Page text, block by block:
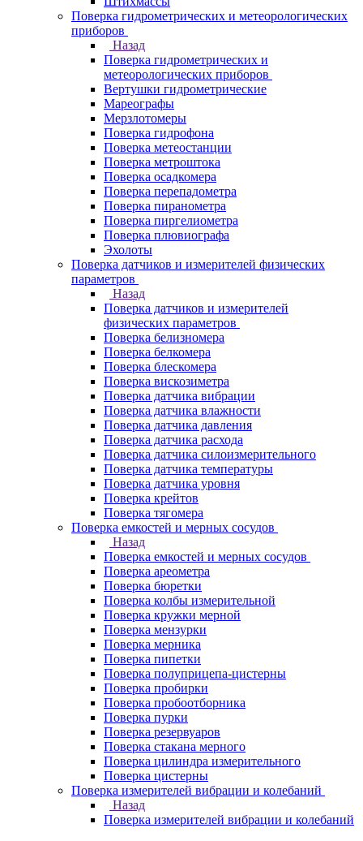
Поверка гидрометрических и метеорологических
приборов
Назад
Поверка гидрометрических и
метеорологических приборов
Вертушки гидрометрические
Мареографы
Мерзлотомеры
Поверка гидрофона
Поверка метеостанции
Поверка метроштока
Поверка осадкомера
Поверка перепадометра
Поверка пиранометра
Поверка пиргелиометра
Поверка плювиографа
Эхолоты
Поверка датчиков и измерителей физических
параметров
Назад
Поверка датчиков и измерителей
физических параметров
Поверка белизномера
Поверка белкомера
Поверка блескомера
Поверка вискозиметра
Поверка датчика вибрации
Поверка датчика влажности
Поверка датчика давления
Поверка датчика расхода
Поверка датчика силоизмерительного
Поверка датчика температуры
Поверка датчика уровня
Поверка крейтов
Поверка тягомера
Поверка емкостей и мерных сосудов
Назад
Поверка емкостей и мерных сосудов
Поверка ареометра
Поверка бюретки
Поверка колбы измерительной
Поверка кружки мерной
Поверка мензурки
Поверка мерника
Поверка пипетки
Поверка полуприцепа-цистерны
Поверка пробирки
Поверка пробоотборника
Поверка пурки
Поверка резервуаров
Поверка стакана мерного
Поверка цилиндра измерительного
Поверка цистерны
Поверка измерителей вибрации и колебаний
Назад
Поверка измерителей вибрации и колебаний